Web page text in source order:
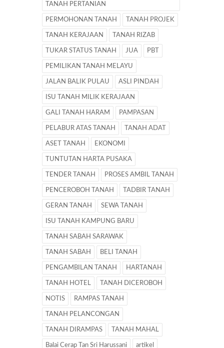
TANAH PERTANIAN
PERMOHONAN TANAH TANAH PROJEK
TANAH KERAJAAN TANAH RIZAB
TUKAR STATUS TANAH JUA PBT
PEMILIKAN TANAH MELAYU
JALAN BALIK PULAU ASLI PINDAH
ISU TANAH MILIK KERAJAAN
GALI TANAH HARAM PAMPASAN
PELABUR ATAS TANAH TANAH ADAT
ASET TANAH EKONOMI
TUNTUTAN HARTA PUSAKA
TENDER TANAH PROSES AMBIL TANAH
PENCEROBOH TANAH TADBIR TANAH
GERAN TANAH SEWA TANAH
ISU TANAH KAMPUNG BARU
TANAH SABAH SARAWAK
TANAH SABAH BELI TANAH
PENGAMBILAN TANAH HARTANAH
TANAH HOTEL TANAH DICEROBOH
NOTIS RAMPAS TANAH
TANAH PELANCONGAN
TANAH DIRAMPAS TANAH MAHAL
Balai Cerap Tan Sri Harussani artikel